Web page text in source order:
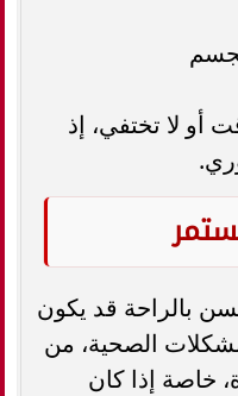
أو لا تختفي، إذ
بالراحة قد يكون
الصحية، من
خاصة إذا كان